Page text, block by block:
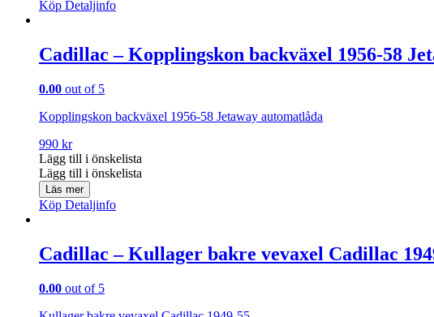
Köp Detaljinfo
Cadillac – Kopplingskon backväxel 1956-58
0.00 out of 5
Kopplingskon backväxel 1956-58 Jetaway automatlåda
990 kr
Lägg till i önskelista
Lägg till i önskelista
Läs mer
Köp Detaljinfo
Cadillac – Kullager bakre vevaxel Cadillac
0.00 out of 5